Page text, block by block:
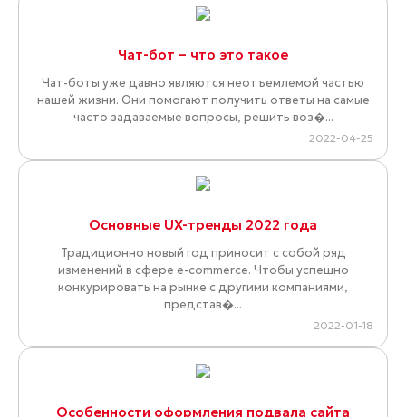
Чат-бот – что это такое
Чат-боты уже давно являются неотъемлемой частью
нашей жизни. Они помогают получить ответы на самые
часто задаваемые вопросы, решить воз�...
2022-04-25
Основные UX-тренды 2022 года
Традиционно новый год приносит с собой ряд
изменений в сфере e-commerce. Чтобы успешно
конкурировать на рынке с другими компаниями,
представ�...
2022-01-18
Особенности оформления подвала сайта